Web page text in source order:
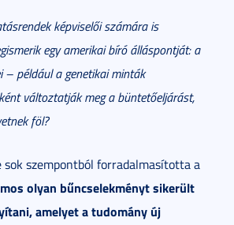
képviselői számára is
egy amerikai bíró álláspontját: a
– például a genetikai minták
változtatják meg a büntetőeljárást,
föl?
sok szempontból forradalmasította a
olyan bűncselekményt sikerült
amelyet a tudomány új